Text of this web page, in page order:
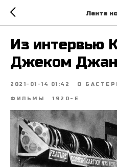
Лента
Из интервью
Джеком
2021-01-14 01:42 О
ФИЛЬМЫ 1920-Е